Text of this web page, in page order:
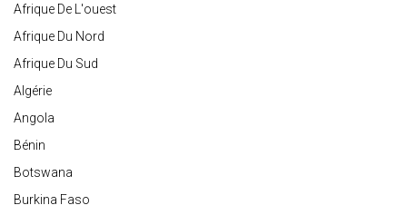
Afrique De L'ouest
Afrique Du Nord
Afrique Du Sud
Algérie
Angola
Bénin
Botswana
Burkina Faso